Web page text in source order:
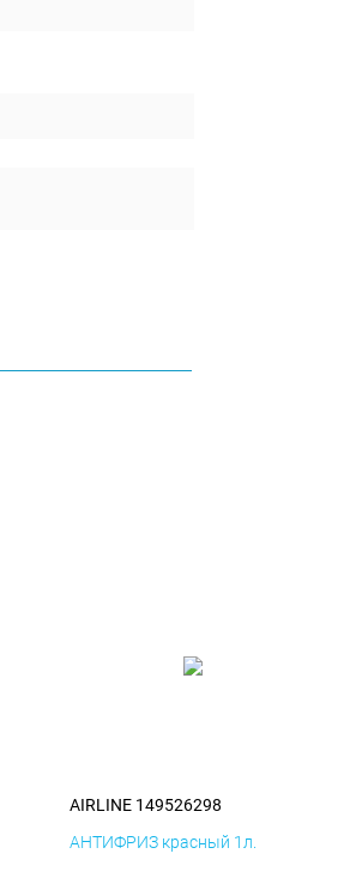
AIRLINE 149526298
АНТИФРИЗ красный 1л.